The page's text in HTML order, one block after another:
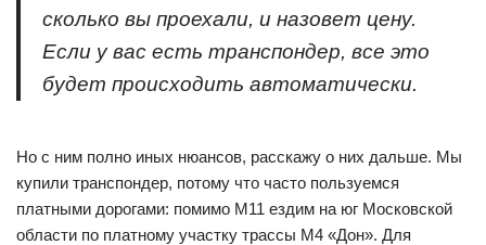
сколько вы проехали, и назовет цену.
Если у вас есть транспондер, все это
будет происходить автоматически.
Но с ним полно иных нюансов, расскажу о них дальше. Мы
купили транспондер, потому что часто пользуемся
платными дорогами: помимо М11 ездим на юг Московской
области по платному участку трассы М4 «Дон». Для